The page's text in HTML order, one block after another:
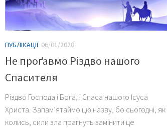
ПУБЛІКАЦІЇ 06/01/2020
Не проґавмо Різдво нашого
Спасителя
Різдво Господа і Бога, і Спаса нашого Ісуса
Христа. Запам’ятаймо цю назву, бо сьогодні, як
колись, сили зла прагнуть замінити це